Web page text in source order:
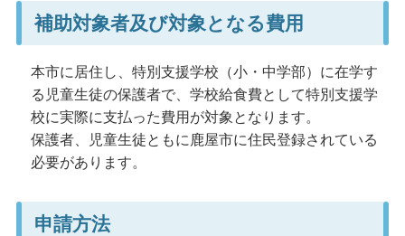
補助対象者及び対象となる費用
本市に居住し、特別支援学校（小・中学部）に在学す
る児童生徒の保護者で、学校給食費として特別支援学
校に実際に支払った費用が対象となります。
保護者、児童生徒ともに鹿屋市に住民登録されている
必要があります。
申請方法